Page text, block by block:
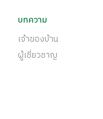
บทความ
เจ้าของบ้าน
ผู้เชี่ยวชาญ